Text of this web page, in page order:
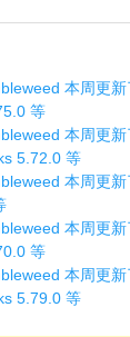
本周更
等
本周更
5.72.0 等
本周更
本周更
等
本周更
5.79.0 等